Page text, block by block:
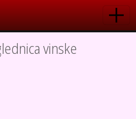
vinske